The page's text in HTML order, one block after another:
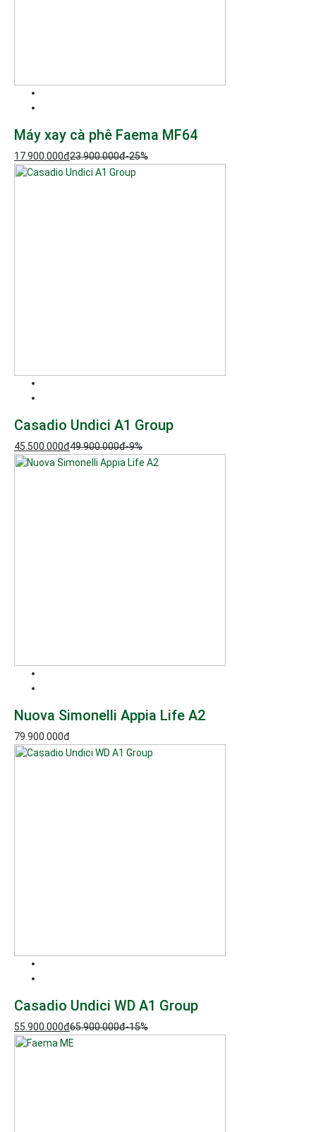
Máy xay cà phê Faema MF64
17.900.000đ23.900.000đ-25%
Casadio Undici A1 Group
45.500.000đ49.900.000đ-9%
Nuova Simonelli Appia Life A2
79.900.000đ
Casadio Undici WD A1 Group
55.900.000đ65.900.000đ-15%